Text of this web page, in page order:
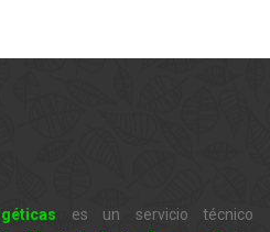
es un servicio técnico